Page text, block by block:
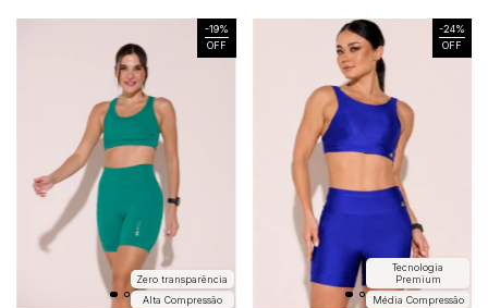
-19%
OFF
Alta Compressão
Zero transparência
-24%
OFF
Média Compressão
Tecnologia
Premium